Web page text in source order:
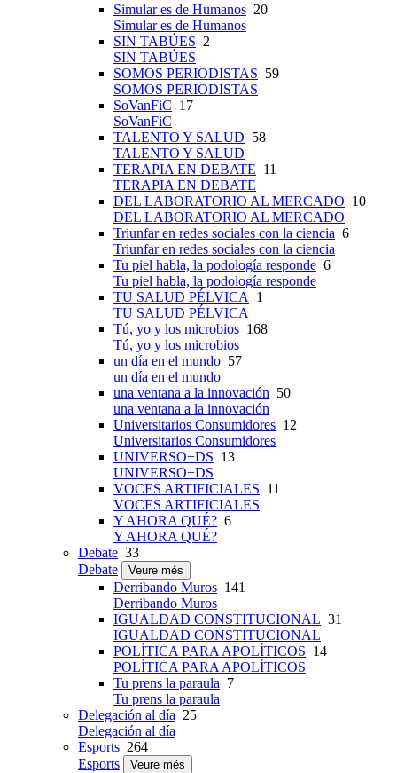
Simular es de Humanos 20
Simular es de Humanos
SIN TABÚES 2
SIN TABÚES
SOMOS PERIODISTAS 59
SOMOS PERIODISTAS
SoVanFiC 17
SoVanFiC
TALENTO Y SALUD 58
TALENTO Y SALUD
TERAPIA EN DEBATE 11
TERAPIA EN DEBATE
DEL LABORATORIO AL MERCADO 10
DEL LABORATORIO AL MERCADO
Triunfar en redes sociales con la ciencia 6
Triunfar en redes sociales con la ciencia
Tu piel habla, la podología responde 6
Tu piel habla, la podología responde
TU SALUD PÉLVICA
1
TU SALUD PÉLVICA
Tú, yo y los microbios 168
Tú, yo y los microbios
un día en el mundo 57
un día en el mundo
una ventana a la innovación 50
una ventana a la innovación
Universitarios Consumidores 12
Universitarios Consumidores
UNIVERSO+DS 13
UNIVERSO+DS
VOCES ARTIFICIALES 11
VOCES ARTIFICIALES
Y AHORA QUÉ? 6
Y AHORA QUÉ?
Debate 33
Debate
Veure més
Derribando Muros 141
Derribando Muros
IGUALDAD CONSTITUCIONAL 31
IGUALDAD CONSTITUCIONAL
POLÍTICA PARA APOLÍTICOS 14
POLÍTICA PARA APOLÍTICOS
Tu prens la paraula 7
Tu prens la paraula
Delegación al día 25
Delegación al día
Esports 264
Esports
Veure més